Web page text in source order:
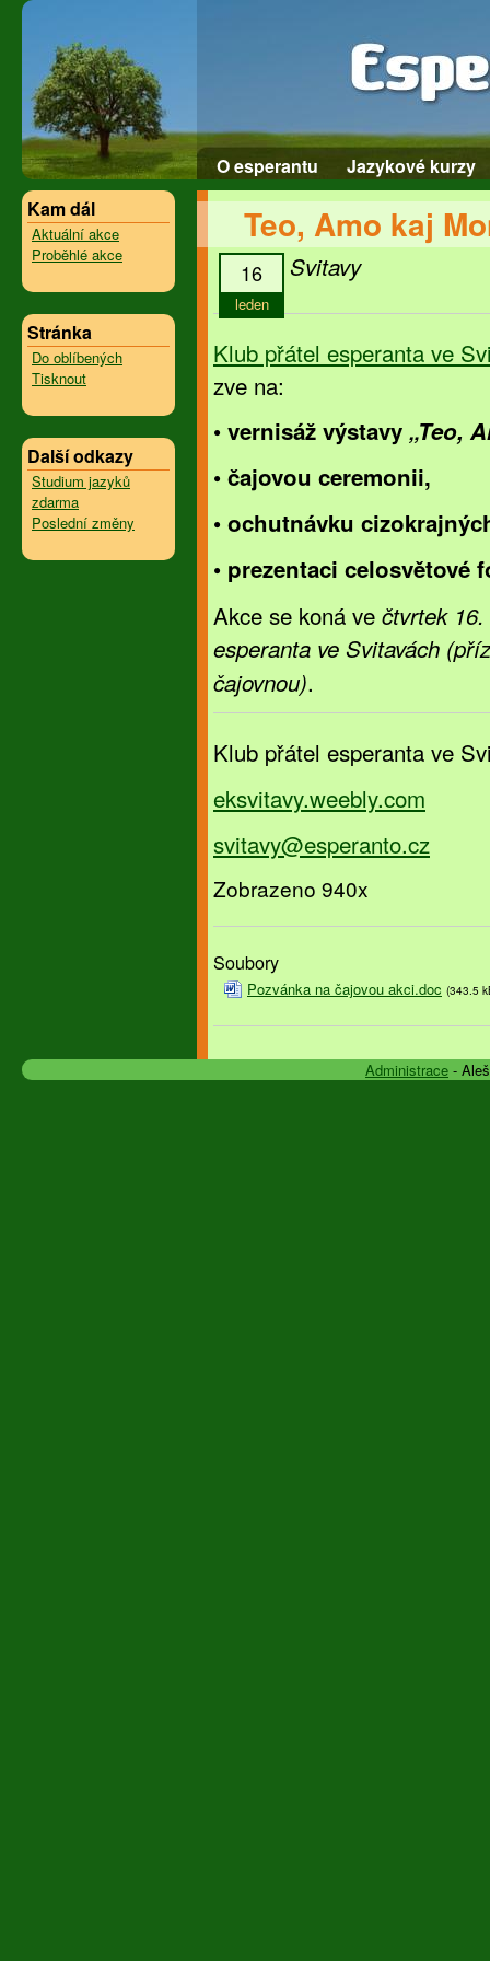
O esperantu
Jazykové kurzy
Kam dál
Aktuální akce
Proběhlé akce
Stránka
Do oblíbených
Tisknout
Další odkazy
Studium jazyků
zdarma
Poslední změny
Teo, Amo kaj
16
leden
Svitavy
Klub přátel esperanta ve
zve na:
• vernisáž výstavy „Teo,
• čajovou ceremonii,
• ochutnávku
• prezentaci celosvětové
Akce se koná ve čtvrtek
esperanta ve Svitavách
čajovnou).
Klub přátel esperanta ve
eksvitavy.wee­bly.com
svitavy@esperanto.cz
Zobrazeno 940x
Soubory
Pozvánka na čajovou akci.doc (343.5
Administrace -